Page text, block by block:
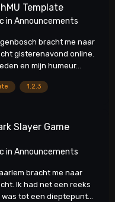
Template
in Announcements
bracht me naar
gisterenavond online.
en mijn humeur...
1.2.3
Slayer Game
in Announcements
bracht me naar
Ik had net een reeks
tot een dieptepunt...